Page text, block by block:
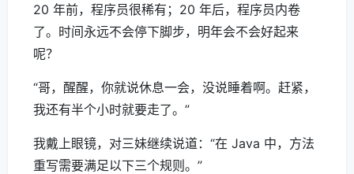
20 年前，程序员很稀有；20 年后，程序员内卷
了。时间永远不会停下脚步，明年会不会好起来
呢？
“哥，醒醒，你就说休息一会，没说睡着啊。赶紧，
我还有半个小时就要走了。”
我戴上眼镜，对三妹继续说道：“在 Java 中，方法
重写需要满足以下三个规则。”